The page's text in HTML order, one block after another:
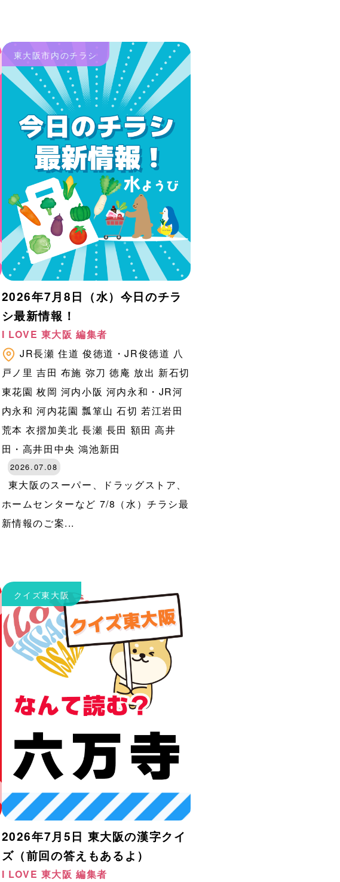
東大阪市内のチラシ
2026年7月8日（水）今日のチラ
シ最新情報！
I LOVE 東大阪 編集者
JR長瀬 住道 俊徳道・JR俊徳道 八
戸ノ里 吉田 布施 弥刀 徳庵 放出 新石切
東花園 枚岡 河内小阪 河内永和・JR河
内永和 河内花園 瓢箪山 石切 若江岩田
荒本 衣摺加美北 長瀬 長田 額田 高井
田・高井田中央 鴻池新田
2026.07.08
東大阪のスーパー、ドラッグストア、
ホームセンターなど 7/8（水）チラシ最
新情報のご案...
クイズ東大阪
2026年7月5日 東大阪の漢字クイ
ズ（前回の答えもあるよ）
I LOVE 東大阪 編集者